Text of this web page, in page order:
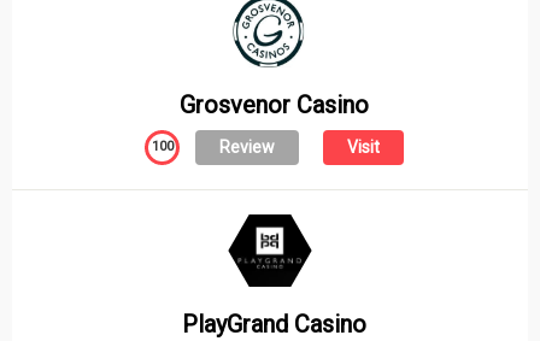
Grosvenor Casino
Visit
Review
100
PlayGrand Casino